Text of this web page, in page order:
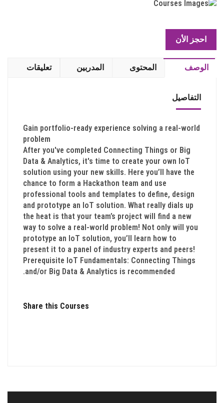
احجز الأن
الوصف المحتوى المدربين تعليقات
التفاصيل
Gain portfolio-ready experience solving a real-world
problem
After you've completed Connecting Things or Big
Data & Analytics, it's time to create your own IoT
solution using your new skills. Here you’ll have the
chance to form a Hackathon team and use
professional tools and templates to define, design
and prototype an IoT solution. What really dials up
the heat is that your team’s project will find a new
way to solve a real-world problem! Not only will you
prototype an IoT solution, you’ll learn how to
present it to a panel of industry experts and peers!
Prerequisite IoT Fundamentals: Connecting Things
and/or Big Data & Analytics is recommended.
Share this Courses